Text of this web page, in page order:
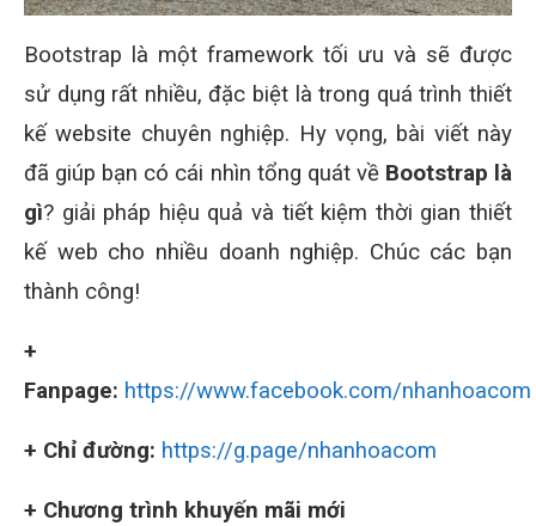
Bootstrap là một framework tối ưu và sẽ được
sử dụng rất nhiều, đặc biệt là trong quá trình thiết
kế website chuyên nghiệp. Hy vọng, bài viết này
đã giúp bạn có cái nhìn tổng quát về Bootstrap là
gì? giải pháp hiệu quả và tiết kiệm thời gian thiết
kế web cho nhiều doanh nghiệp. Chúc các bạn
thành công!
+
Fanpage: https://www.facebook.com/nhanhoacom
+ Chỉ đường: https://g.page/nhanhoacom
+ Chương trình khuyến mãi mới